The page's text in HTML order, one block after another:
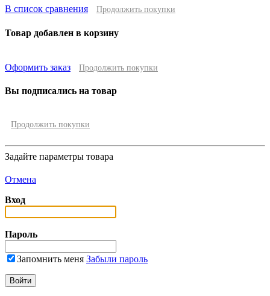
В список сравнения Продолжить покупки
Товар добавлен в корзину
Оформить заказ Продолжить покупки
Вы подписались на товар
Продолжить покупки
Задайте параметры товара
Отмена
Вход
Пароль
Запомнить меня Забыли пароль